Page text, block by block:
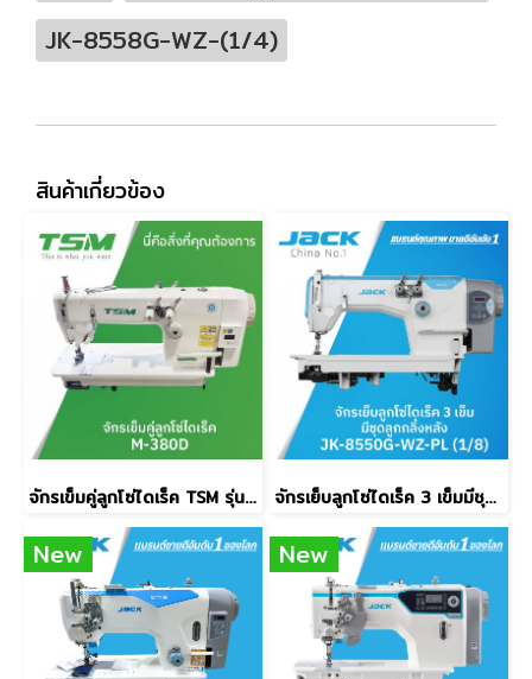
JK-8558G-WZ-(1/4)
สินค้าเกี่ยวข้อง
จักรเข็มคู่ลูกโซ่ไดเร็ค TSM รุ่น M-380D จักรเย็บลูกโซ่ไดเร็ค 3 เข็มมีชุดลูกกลิ้งหลัง JACK รุ่น JK-8550G-WZ-PL (1/8)
New New